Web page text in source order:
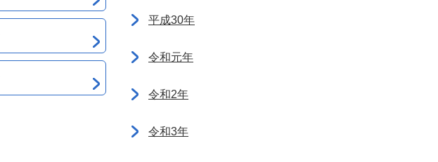
平成30年
令和元年
令和2年
令和3年